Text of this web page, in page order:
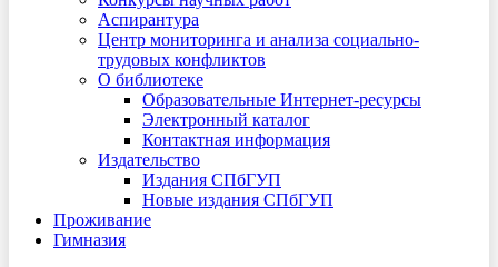
Аспирантура
Центр мониторинга и анализа социально-
трудовых конфликтов
О библиотеке
Образовательные Интернет-ресурсы
Электронный каталог
Контактная информация
Издательство
Издания СПбГУП
Новые издания СПбГУП
Проживание
Гимназия